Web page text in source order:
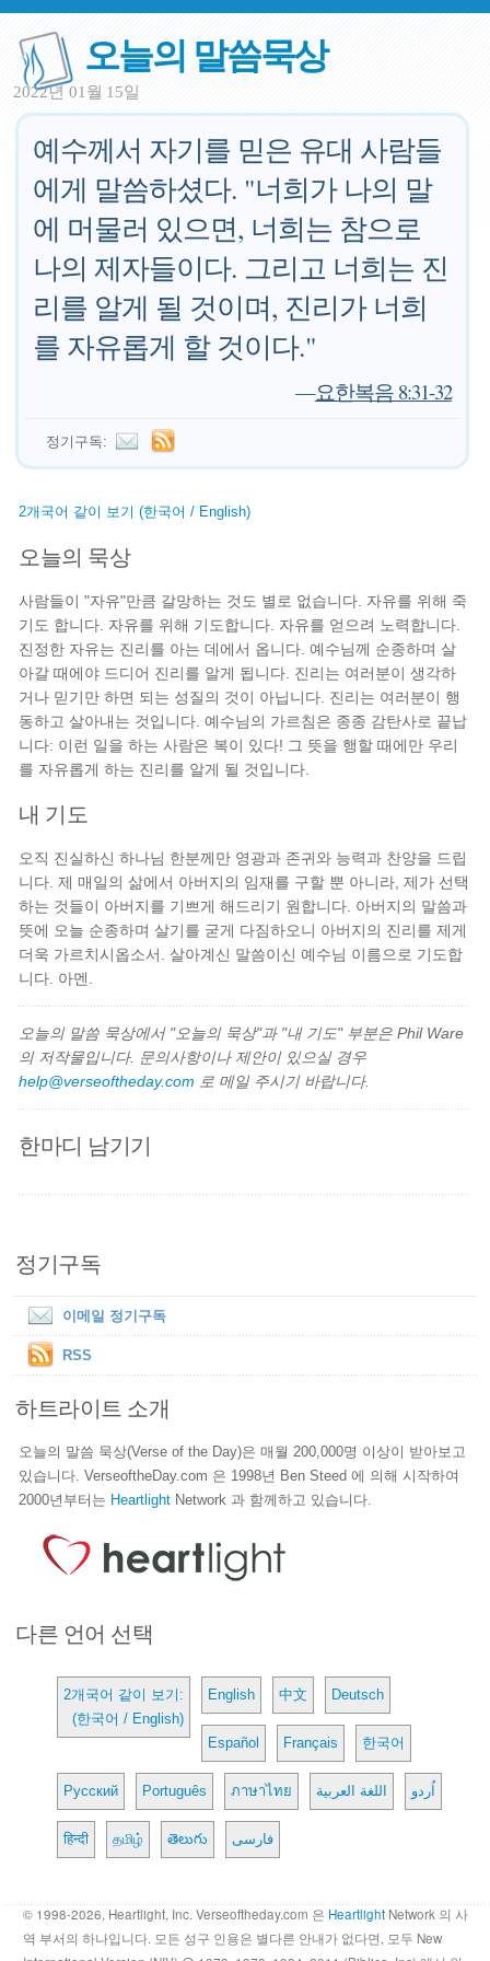
오늘의 말씀묵상
2022년 01월 15일
예수께서 자기를 믿은 유대 사람들
에게 말씀하셨다. "너희가 나의 말
에 머물러 있으면, 너희는 참으로
나의 제자들이다. 그리고 너희는 진
리를 알게 될 것이며, 진리가 너희
를 자유롭게 할 것이다."
—요한복음 8:31-32
정기구독:
2개국어 같이 보기 (한국어 / English)
오늘의 묵상
사람들이 "자유"만큼 갈망하는 것도 별로 없습니다. 자유를 위해 죽
기도 합니다. 자유를 위해 기도합니다. 자유를 얻으려 노력합니다.
진정한 자유는 진리를 아는 데에서 옵니다. 예수님께 순종하며 살
아갈 때에야 드디어 진리를 알게 됩니다. 진리는 여러분이 생각하
거나 믿기만 하면 되는 성질의 것이 아닙니다. 진리는 여러분이 행
동하고 살아내는 것입니다. 예수님의 가르침은 종종 감탄사로 끝납
니다: 이런 일을 하는 사람은 복이 있다! 그 뜻을 행할 때에만 우리
를 자유롭게 하는 진리를 알게 될 것입니다.
내 기도
오직 진실하신 하나님 한분께만 영광과 존귀와 능력과 찬양을 드립
니다. 제 매일의 삶에서 아버지의 임재를 구할 뿐 아니라, 제가 선택
하는 것들이 아버지를 기쁘게 해드리기 원합니다. 아버지의 말씀과
뜻에 오늘 순종하며 살기를 굳게 다짐하오니 아버지의 진리를 제게
더욱 가르치시옵소서. 살아계신 말씀이신 예수님 이름으로 기도합
니다. 아멘.
오늘의 말씀 묵상에서 "오늘의 묵상"과 "내 기도" 부분은 Phil Ware
의 저작물입니다. 문의사항이나 제안이 있으실 경우
help@verseoftheday.com 로 메일 주시기 바랍니다.
한마디 남기기
정기구독
이메일 정기구독
RSS
하트라이트 소개
오늘의 말씀 묵상(Verse of the Day)은 매월 200,000명 이상이 받아보고
있습니다. VerseoftheDay.com 은 1998년 Ben Steed 에 의해 시작하여
2000년부터는 Heartlight Network 과 함께하고 있습니다.
다른 언어 선택
2개국어 같이 보기:
(한국어 / English)
English 中文 Deutsch
Español Français 한국어
Русский Português ภาษาไทย اللغة العربية اُردو
हिन्दी தமிழ் తెలుగు فارسی
© 1998-2026, Heartlight, Inc. Verseoftheday.com 은 Heartlight Network 의 사
역 부서의 하나입니다. 모든 성구 인용은 별다른 안내가 없다면, 모두 New